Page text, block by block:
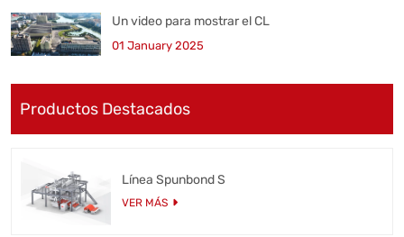
Un video para mostrar el CL
01 January 2025
Productos Destacados
Línea Spunbond S
VER MÁS